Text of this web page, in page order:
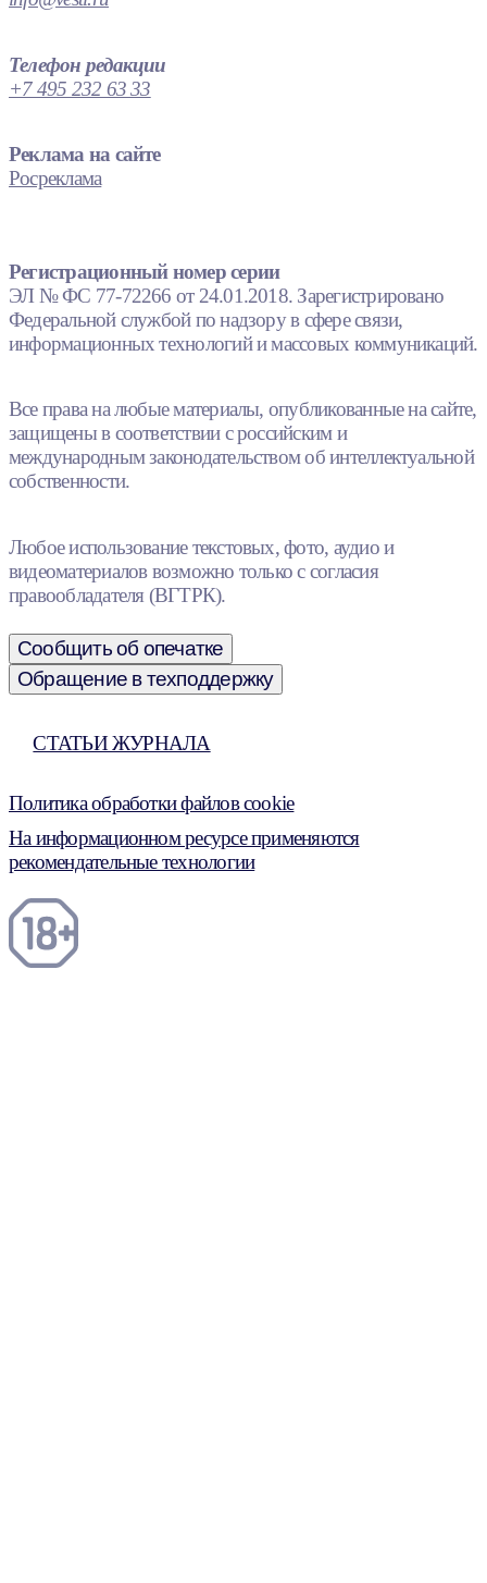
Телефон редакции
+7 495 232 63 33
Реклама на сайте
Росреклама
Регистрационный номер серии
ЭЛ № ФС 77-72266 от 24.01.2018. Зарегистрировано
Федеральной службой по надзору в сфере связи,
информационных технологий и массовых коммуникаций.
Все права на любые материалы, опубликованные на сайте,
защищены в соответствии с российским и
международным законодательством об интеллектуальной
собственности.
Любое использование текстовых, фото, аудио и
видеоматериалов возможно только с согласия
правообладателя (ВГТРК).
Сообщить об опечатке
Обращение в техподдержку
СТАТЬИ ЖУРНАЛА
Политика обработки файлов cookie
На информационном ресурсе применяются
рекомендательные технологии